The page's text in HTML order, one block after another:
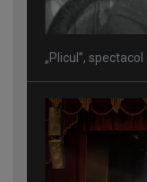
„Plicul”,